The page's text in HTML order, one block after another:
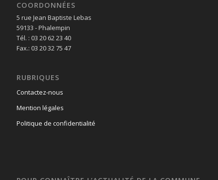
COORDONNÉES
5 rue Jean Baptiste Lebas
59133 - Phalempin
Tél. : 03 20 62 23 40
Fax.: 03 20 32 75 47
RUBRIQUES
Contactez-nous
Mention légales
Politique de confidentialité